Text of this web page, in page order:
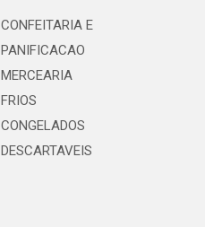
CONFEITARIA E
PANIFICACAO
MERCEARIA
FRIOS
CONGELADOS
DESCARTAVEIS